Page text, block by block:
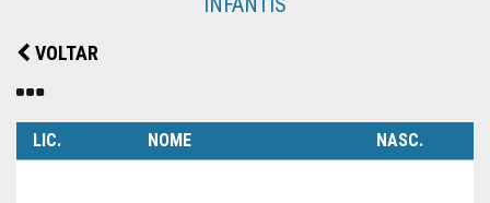
NOTÍCIAS
SOMOS
VOLTAR
LIC. NOME NASC.